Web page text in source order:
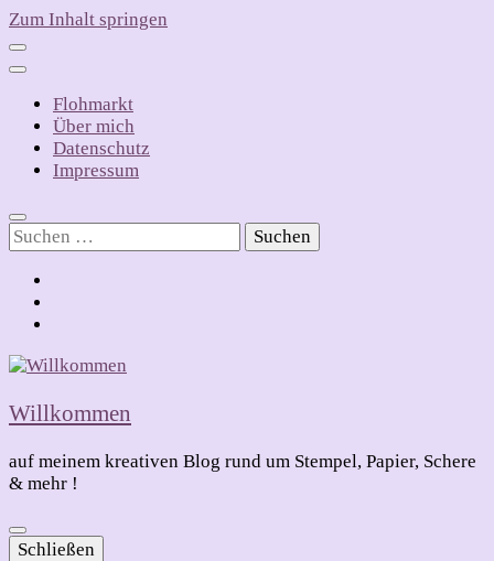
Zum Inhalt springen
Flohmarkt
Über mich
Datenschutz
Impressum
Suchen
nach:
Willkommen
auf meinem kreativen Blog rund um Stempel, Papier, Schere
& mehr !
Schließen